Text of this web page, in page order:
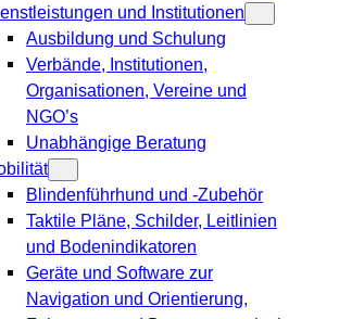
und Institutionen
Ausbildung und Schulung
Verbände, Institutionen,
Organisationen, Vereine und
NGO’s
Unabhängige Beratung
Blindenführhund und -Zubehör
Taktile Pläne, Schilder, Leitlinien
und Bodenindikatoren
Geräte und Software zur
Navigation und Orientierung,